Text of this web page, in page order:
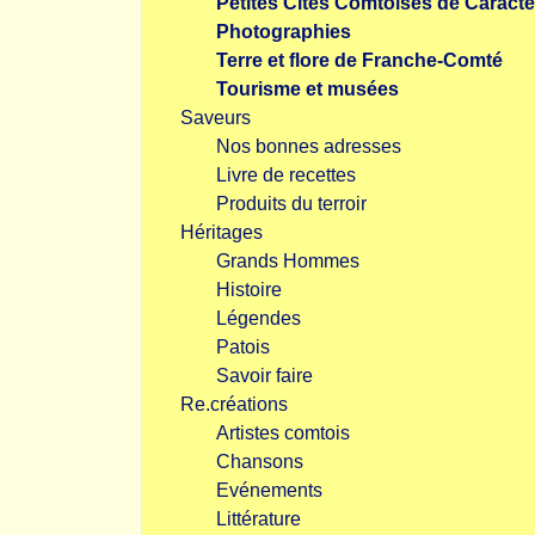
Photographies
Terre et flore de Franche-Comté
Tourisme et musées
Saveurs
Nos bonnes adresses
Livre de recettes
Produits du terroir
Héritages
Grands Hommes
Histoire
Légendes
Patois
Savoir faire
Re.créations
Artistes comtois
Chansons
Evénements
Littérature